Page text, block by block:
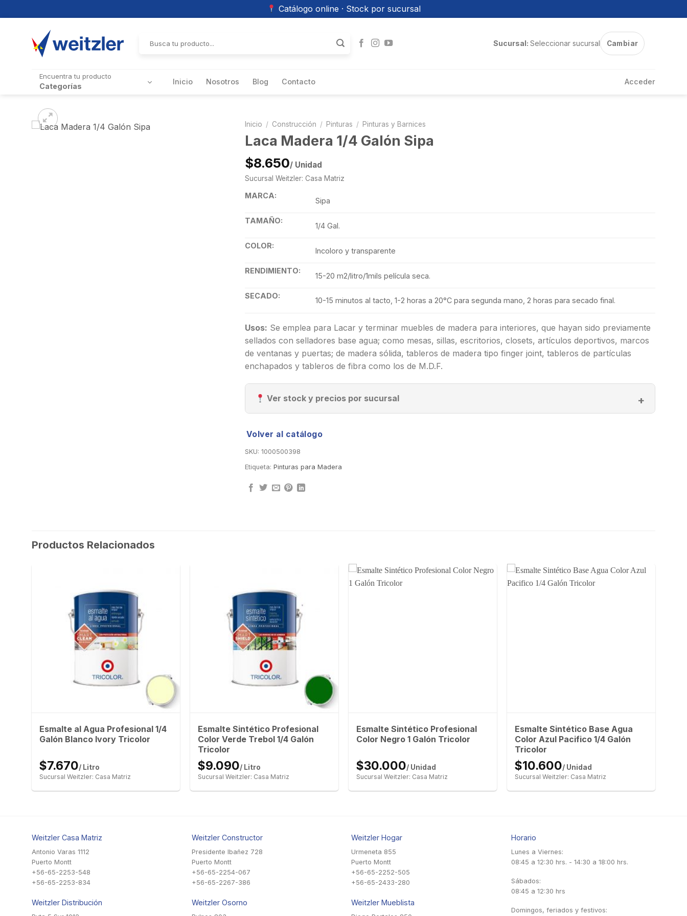
Catálogo online · Stock por sucursal
por:
Sucursal: Seleccionar sucursal Cambiar
Encuentra tu producto
Categorías Inicio Nosotros Blog Contacto Acceder
Inicio / Construcción / Pinturas / Pinturas y Barnices
Laca Madera 1/4 Galón Sipa
$8.650/ Unidad
Sucursal Weitzler: Casa Matriz
MARCA:
Sipa
TAMAÑO:
1/4 Gal.
COLOR:
Incoloro y transparente
RENDIMIENTO:
15-20 m2/litro/1mils película seca.
SECADO:
10-15 minutos al tacto, 1-2 horas a 20°C para segunda mano, 2 horas para secado final.
Usos: Se emplea para Lacar y terminar muebles de madera para interiores, que hayan sido previamente
sellados con selladores base agua; como mesas, sillas, escritorios, closets, artículos deportivos, marcos
de ventanas y puertas; de madera sólida, tableros de madera tipo finger joint, tableros de partículas
enchapados y tableros de fibra como los de M.D.F.
Ver stock y precios por sucursal
Volver al catálogo
SKU: 1000500398
Etiqueta: Pinturas para Madera
Productos Relacionados
Esmalte al Agua Profesional 1/4
Galón Blanco Ivory Tricolor
$7.670/ Litro
Sucursal Weitzler: Casa Matriz
Esmalte Sintético Profesional
Color Verde Trebol 1/4 Galón
Tricolor
$9.090/ Litro
Sucursal Weitzler: Casa Matriz
Esmalte Sintético Profesional
Color Negro 1 Galón Tricolor
$30.000/ Unidad
Sucursal Weitzler: Casa Matriz
Esmalte Sintético Base Agua
Color Azul Pacifico 1/4 Galón
Tricolor
$10.600/ Unidad
Sucursal Weitzler: Casa Matriz
Weitzler Casa Matriz
Antonio Varas 1112
Puerto Montt
+56-65-2253-548
+56-65-2253-834
Weitzler Distribución
Weitzler Constructor
Presidente Ibañez 728
Puerto Montt
+56-65-2254-067
+56-65-2267-386
Weitzler Osorno
Weitzler Hogar
Urmeneta 855
Puerto Montt
+56-65-2252-505
+56-65-2433-280
Weitzler Mueblista
Horario
Lunes a Viernes:
08:45 a 12:30 hrs. - 14:30 a 18:00 hrs.
Sábados:
08:45 a 12:30 hrs
Domingos, feriados y festivos: